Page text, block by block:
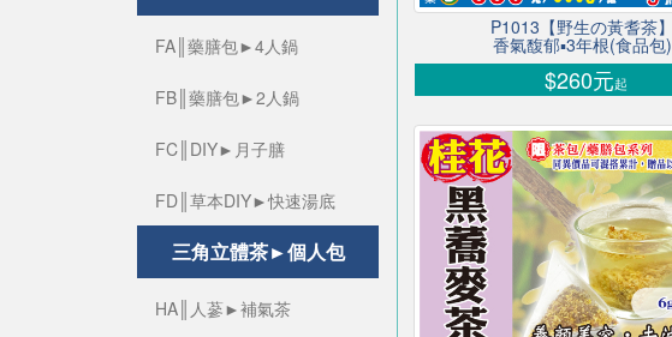
P1013【野生の黃耆茶】
香氣馥郁▪3年根(食品包)
$260元起
FA║藥膳包►4人鍋
FB║藥膳包►2人鍋
FC║DIY►月子膳
FD║草本DIY►快速湯底
三角立體茶►個人包
HA║人蔘►補氣茶